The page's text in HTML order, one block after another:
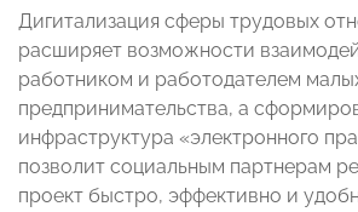
Дигитализация сферы трудовых
расширяет возможности
работником и работодателем
предпринимательства, а
инфраструктура «электронного
позволит социальным партнерам
проект быстро, эффективно и